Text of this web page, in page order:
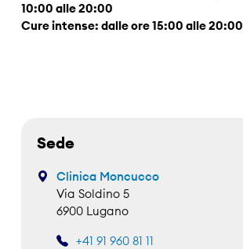
Sede
Clinica Moncucco
Via Soldino 5
6900 Lugano
+41 91 960 81 11
10:00 alle 20:00
Cure intense: dalle ore 15:00 alle 20:00